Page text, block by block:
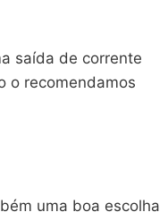
saída de corrente
o recomendamos
uma boa escolha